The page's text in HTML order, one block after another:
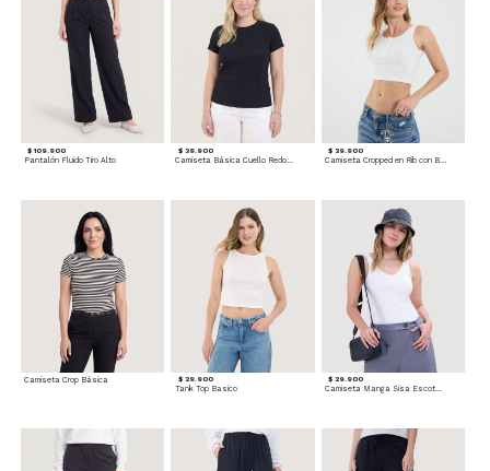
$ 109.900
Pantalón Fluido Tiro Alto
$ 39.900
Camiseta Básica Cuello Redondo
$ 39.900
Camiseta Crop Básica $ 29.900
Tank Top Basico
$ 29.900
Camiseta Manga Sisa Escotada